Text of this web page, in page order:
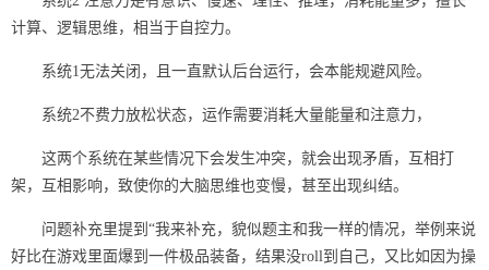
计算、逻辑思维，相当于自控力。
系统1无法关闭，且一直默认后台运行，会本能规避风险。
系统2不费力放松状态，运作需要消耗大量能量和注意力，
这两个系统在某些情况下会发生冲突，就会出现矛盾，互相打
架，互相影响，致使你的大脑思维也变慢，甚至出现纠结。
问题补充里提到“我来补充，貌似题主和我一样的情况，举例来说
好比在游戏里面爆到一件极品装备，结果没roll到自己，又比如因为操